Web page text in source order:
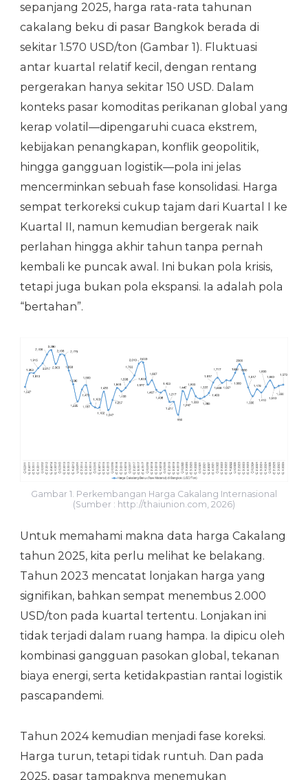
sepanjang 2025, harga rata-rata tahunan
cakalang beku di pasar Bangkok berada di
sekitar 1.570 USD/ton (Gambar 1). Fluktuasi
antar kuartal relatif kecil, dengan rentang
pergerakan hanya sekitar 150 USD. Dalam
konteks pasar komoditas perikanan global yang
kerap volatil—dipengaruhi cuaca ekstrem,
kebijakan penangkapan, konflik geopolitik,
hingga gangguan logistik—pola ini jelas
mencerminkan sebuah fase konsolidasi. Harga
sempat terkoreksi cukup tajam dari Kuartal I ke
Kuartal II, namun kemudian bergerak naik
perlahan hingga akhir tahun tanpa pernah
kembali ke puncak awal. Ini bukan pola krisis,
tetapi juga bukan pola ekspansi. Ia adalah pola
“bertahan”.
Gambar 1. Perkembangan Harga Cakalang Internasional
(Sumber : http://thaiunion.com, 2026)
Untuk memahami makna data harga Cakalang
tahun 2025, kita perlu melihat ke belakang.
Tahun 2023 mencatat lonjakan harga yang
signifikan, bahkan sempat menembus 2.000
USD/ton pada kuartal tertentu. Lonjakan ini
tidak terjadi dalam ruang hampa. Ia dipicu oleh
kombinasi gangguan pasokan global, tekanan
biaya energi, serta ketidakpastian rantai logistik
pascapandemi.
Tahun 2024 kemudian menjadi fase koreksi.
Harga turun, tetapi tidak runtuh. Dan pada
2025, pasar tampaknya menemukan